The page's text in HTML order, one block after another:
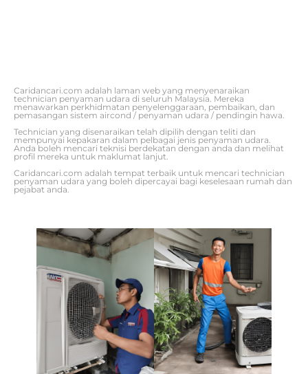
Caridancari.com adalah laman web yang menyenaraikan
technician penyaman udara di seluruh Malaysia. Mereka
menawarkan perkhidmatan penyelenggaraan, pembaikan, dan
pemasangan sistem aircond / penyaman udara / pendingin hawa.
Technician yang disenaraikan telah dipilih dengan teliti dan
mempunyai kepakaran dalam pelbagai jenis penyaman udara.
Anda boleh mencari teknisi berdekatan dengan anda dan melihat
profil mereka untuk maklumat lanjut.
Caridancari.com adalah tempat terbaik untuk mencari technician
penyaman udara yang boleh dipercayai bagi keselesaan rumah dan
pejabat anda.